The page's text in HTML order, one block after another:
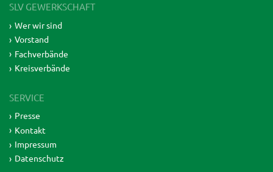
SLV GEWERKSCHAFT
Wer wir sind
Vorstand
Fachverbände
Kreisverbände
SERVICE
Presse
Kontakt
Impressum
Datenschutz